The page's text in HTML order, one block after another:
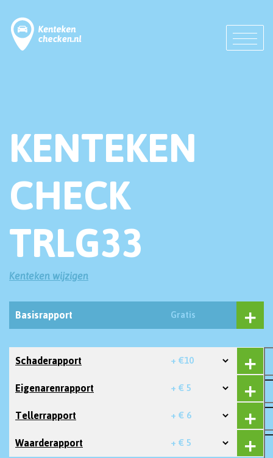
KENTEKEN
CHECK
TRLG33
Kenteken wijzigen
Basisrapport Gratis
Schaderapport + €10
Eigenarenrapport + € 5
Tellerrapport + € 6
Waarderapport + € 5